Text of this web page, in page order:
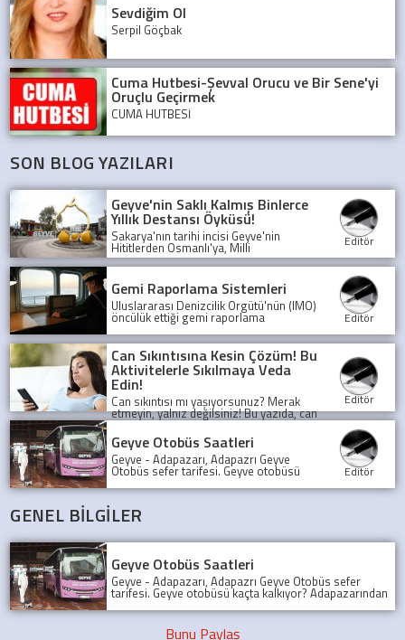
Sevdiğim Ol
Serpil Göçbak
Cuma Hutbesi-Şevval Orucu ve Bir Sene'yi
Oruçlu Geçirmek
CUMA HUTBESİ
SON BLOG YAZILARI
Geyve'nin Saklı Kalmış Binlerce
Yıllık Destansı Öyküsü!
Sakarya'nın tarihi incisi Geyve'nin
Hititlerden Osmanlı'ya, Milli
Mücadele'den günümüze uzanan
şaşırtıcı öyküsünü keşfedin. Bu binlerce
yıllık medeniyet mozaiği sizi bekliyor!
Editör
Gemi Raporlama Sistemleri
Uluslararası Denizcilik Örgütü'nün (IMO)
öncülük ettiği gemi raporlama
sistemleri, denizlerde güvenliği ve
şeffaflığı artırarak, olası kazaları önlüyor
ve deniz trafiğini düzenliyor.
Editör
Can Sıkıntısına Kesin Çözüm! Bu
Aktivitelerle Sıkılmaya Veda
Edin!
Can sıkıntısı mı yaşıyorsunuz? Merak
etmeyin, yalnız değilsiniz! Bu yazıda, can
sıkıntısını yenmek için birbirinden
eğlenceli ve yaratıcı aktiviteleri
keşfedeceksiniz.
Editör
Geyve Otobüs Saatleri
Geyve - Adapazarı, Adapazrı Geyve
Otobüs sefer tarifesi. Geyve otobüsü
kaçta kalkıyor? Adapazarından son
Geyve Otobüsü, Sefer tarifesi, geyve
koop otobüs
Editör
GENEL BİLGİLER
Geyve Otobüs Saatleri
Geyve - Adapazarı, Adapazrı Geyve Otobüs sefer
tarifesi. Geyve otobüsü kaçta kalkıyor? Adapazarından
son Geyve Otobüsü, Sefer tarifesi, geyve koop otobüs